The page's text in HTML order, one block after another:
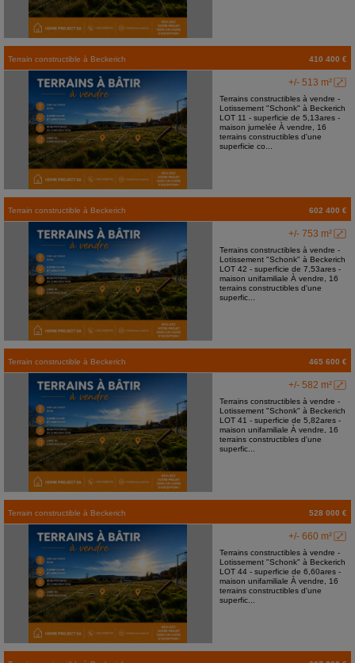
Terrain constructible à Beckerich 410 400 €
+/- 513 m²
Terrains constructibles à vendre -
Lotissement "Schonk" à Beckerich
LOT 11 - superficie de 5,13ares -
maison jumelée À vendre, 16
terrains constructibles d'une
superficie co...
Terrain constructible à Beckerich 602 400 €
+/- 753 m²
Terrains constructibles à vendre -
Lotissement "Schonk" à Beckerich
LOT 42 - superficie de 7,53ares -
maison unifamiliale À vendre, 16
terrains constructibles d'une
superfic...
Terrain constructible à Beckerich 465 600 €
+/- 582 m²
Terrains constructibles à vendre -
Lotissement "Schonk" à Beckerich
LOT 41 - superficie de 5,82ares -
maison unifamiliale À vendre, 16
terrains constructibles d'une
superfic...
Terrain constructible à Beckerich 528 000 €
+/- 660 m²
Terrains constructibles à vendre -
Lotissement "Schonk" à Beckerich
LOT 44 - superficie de 6,60ares -
maison unifamiliale À vendre, 16
terrains constructibles d'une
superfic...